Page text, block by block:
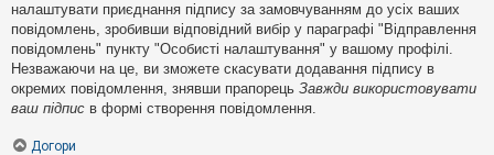
налаштувати приєднання підпису за замовчуванням до усіх ваших
повідомлень, зробивши відповідний вибір у параграфі "Відправлення
повідомлень" пункту "Особисті налаштування" у вашому профілі.
Незважаючи на це, ви зможете скасувати додавання підпису в
окремих повідомлення, знявши прапорець Завжди використовувати
ваш підпис в формі створення повідомлення.
Догори